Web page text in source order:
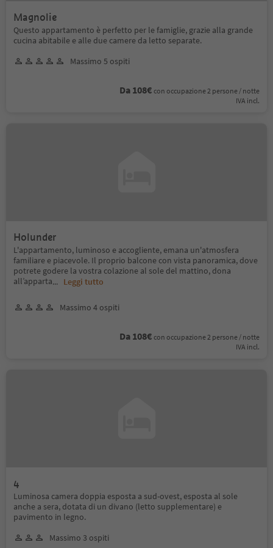
Magnolie
Questo appartamento è perfetto per le famiglie, grazie alla grande
cucina abitabile e alle due camere da letto separate.
Massimo 5 ospiti
Da 108€ con occupazione 2 persone / notte
IVA incl.
Holunder
L'appartamento, luminoso e accogliente, emana un'atmosfera
familiare e piacevole. Il proprio balcone con vista panoramica, dove
potrete godere la vostra colazione al sole del mattino, dona
all’apparta... Leggi tutto
Massimo 4 ospiti
Da 108€ con occupazione 2 persone / notte
IVA incl.
4
Luminosa camera doppia esposta a sud-ovest, esposta al sole
anche a sera, dotata di un divano (letto supplementare) e
pavimento in legno.
Massimo 3 ospiti